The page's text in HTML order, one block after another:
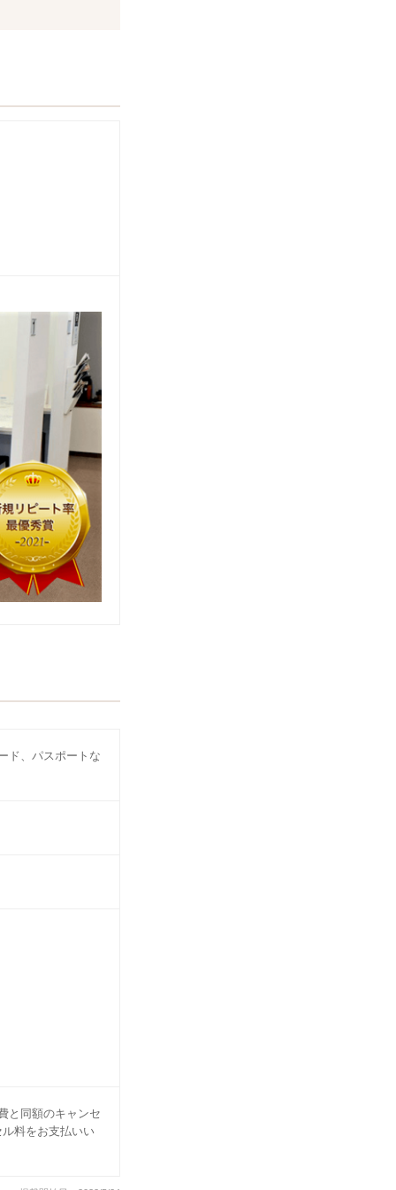
ド、パスポートな
と同額のキャンセ
料をお支払いい